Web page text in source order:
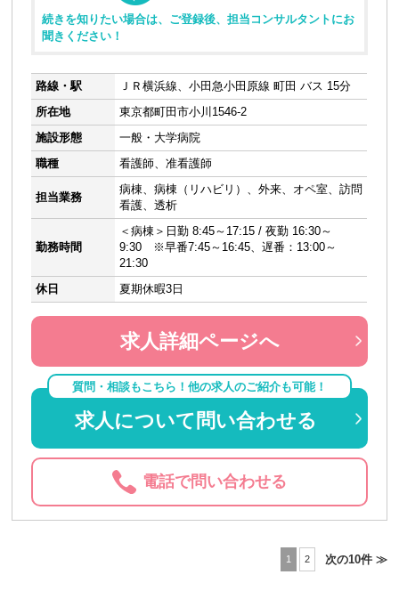
続きを知りたい場合は、ご登録後、担当コンサルタントにお
聞きください！
路線・駅
ＪＲ横浜線、小田急小田原線 町田 バス 15分
所在地
東京都町田市小川1546-2
施設形態
一般・大学病院
職種
看護師、准看護師
担当業務
病棟、病棟（リハビリ）、外来、オペ室、訪問
看護、透析
勤務時間
＜病棟＞日勤 8:45～17:15 / 夜勤 16:30～
9:30 ※早番7:45～16:45、遅番：13:00～
21:30
休日
夏期休暇3日
求人詳細ページへ
質問・相談もこちら！他の求人のご紹介も可能！
求人について問い合わせる
電話で問い合わせる
1 2 次の10件 ≫